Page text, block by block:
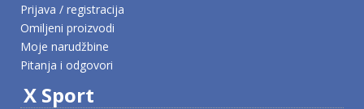
Prijava / registracija
Omiljeni proizvodi
Moje narudžbine
Pitanja i odgovori
X Sport